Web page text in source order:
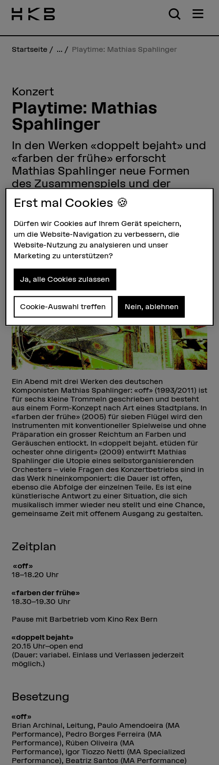
Startseite ... Playtime: Mathias Spahlinger
Konzert
Playtime: Mathias
Spahlinger
In den Werken «doppelt bejaht» und
«farben der frühe» erforscht
Mathias Spahlinger neue Formen
des Zusammenspiels und der
Klangvielfalt.
20.01.2026, 18.00 Uhr bis
21.01.2026, 0.00 Uhr – Yehudi
Menuhin Forum Bern, Helvetiaplatz
6, 3005 Bern
Ein Abend mit drei Werken des deutschen
Komponisten Mathias Spahlinger: «off» (1993/2011) ist
für sechs kleine Trommeln geschrieben und besteht
aus einem Form-Konzept nach Art eines Stadtplans. In
«farben der frühe» (2005) für sieben Flügel wird den
Instrumenten mit konventioneller Spielweise und ohne
Präparation ein grosser Reichtum an Farben und
Geräuschen entlockt. In «doppelt bejaht. etüden für
ochester ohne dirigent» (2009) entwirft Mathias
Spahlinger die Utopie eines selbstorganisierenden
Orchesters – viele Fragen des Konzertbetriebs sind in
das Werk hineinkomponiert: die Dauer ist offen,
ebenso die Abfolge der einzelnen Teile. Es ist eine
künstlerische Antwort zu einer Situation, die sich
musikalisch immer wieder neu stellt und eine Chance,
gemeinsame Zeit mit offenem Ausgang zu gestalten.
Zeitplan
«off»
18–18.20 Uhr
«farben der frühe»
18.30–19.30 Uhr
Pause mit Barbetrieb vom Kino Rex Bern
«doppelt bejaht»
20.15 Uhr–open end
(Dauer: variabel. Einlass und Verlassen jederzeit
möglich.)
Besetzung
«off»
Brian Archinal, Leitung, Paulo Amendoeira (MA
Performance), Pedro Borges Ferreira (MA
Performance), Rúben Oliveira (MA
Performance), Igor Tiozzo Netti (MA Specialized
Performance), Beatriz Santos (MA Performance)
Erst mal Cookies 🍪
Dürfen wir Cookies auf Ihrem Gerät speichern,
um die Website-Navigation zu verbessern, die
Website-Nutzung zu analysieren und unser
Marketing zu unterstützen?
Ja, alle Cookies zulassen
Cookie-Auswahl treffen Nein, ablehnen